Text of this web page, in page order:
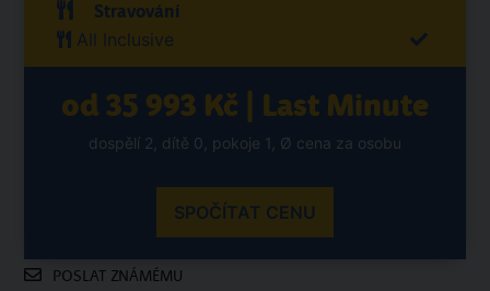
Stravování
All Inclusive
od 35 993 Kč | Last Minute
dospělí 2, dítě 0, pokoje 1, Ø cena za osobu
SPOČÍTAT CENU
POSLAT ZNÁMÉMU